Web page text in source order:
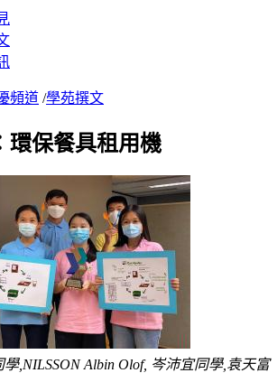
頻道 /學苑撰文
環保餐具租用機
,NILSSON Albin Olof, 岑沛宜同學,袁天富